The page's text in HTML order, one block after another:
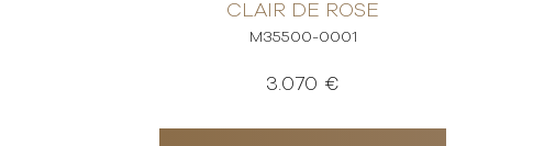
CLAIR DE ROSE
M35500-0001
3.070 €